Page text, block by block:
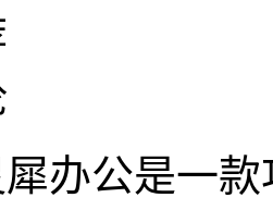
公是一款